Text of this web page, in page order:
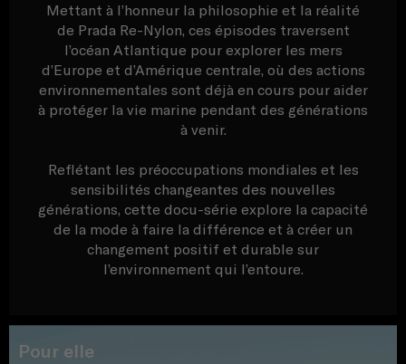
Mettant à l’honneur la philosophie et la réalité
de Prada Re-Nylon, ces épisodes traversent
l’océan Atlantique pour explorer les mers
d’Europe et d’Amérique centrale, où des actions
environnementales sont déjà en cours pour aider
à protéger la vie marine pendant des générations
à venir.
Reflétant les préoccupations mondiales et les
sensibilités changeantes des nouvelles
générations, cette docu-série explore la capacité
de la mode à faire la différence et à créer un
changement positif et durable sur
l’environnement qui l’entoure.
Pour elle